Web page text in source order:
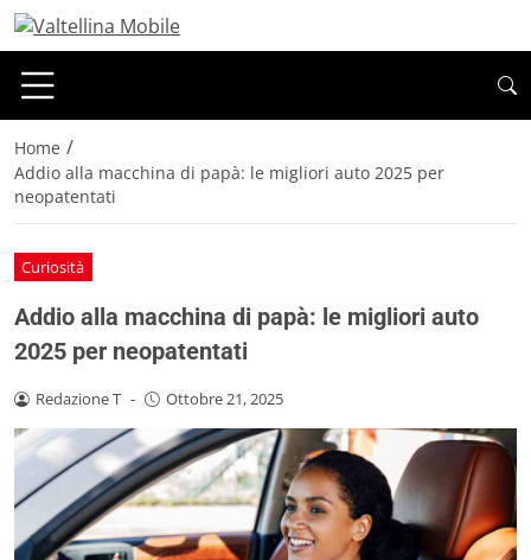
Home /
Addio alla macchina di papà: le migliori auto 2025 per
neopatentati
Curiosità
Addio alla macchina di papà: le migliori auto
2025 per neopatentati
Redazione T - Ottobre 21, 2025